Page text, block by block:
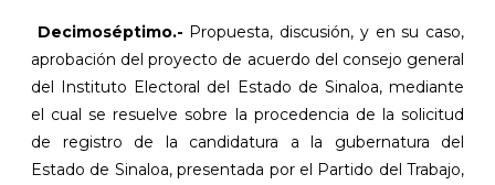
Decimoséptimo.- Propuesta, discusión, y en su caso,
aprobación del proyecto de acuerdo del consejo general
del Instituto Electoral del Estado de Sinaloa, mediante
el cual se resuelve sobre la procedencia de la solicitud
de registro de la candidatura a la gubernatura del
Estado de Sinaloa, presentada por el Partido del Trabajo,